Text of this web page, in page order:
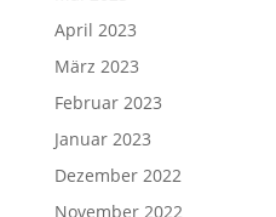
April 2023
März 2023
Februar 2023
Januar 2023
Dezember 2022
November 2022